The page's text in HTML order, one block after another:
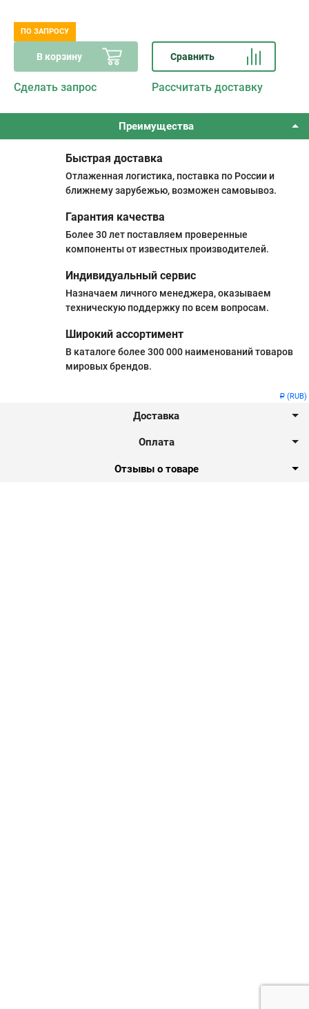
Р (RUB)
ПО ЗАПРОСУ
В корзину Сравнить
Сделать запрос Рассчитать доставку
Преимущества
Быстрая доставка
Отлаженная логистика, поставка по России и
ближнему зарубежью, возможен самовывоз.
Гарантия качества
Более 30 лет поставляем проверенные
компоненты от известных производителей.
Индивидуальный сервис
Назначаем личного менеджера, оказываем
техническую поддержку по всем вопросам.
Широкий ассортимент
В каталоге более 300 000 наименований товаров
мировых брендов.
Доставка
Оплата
Отзывы о товаре